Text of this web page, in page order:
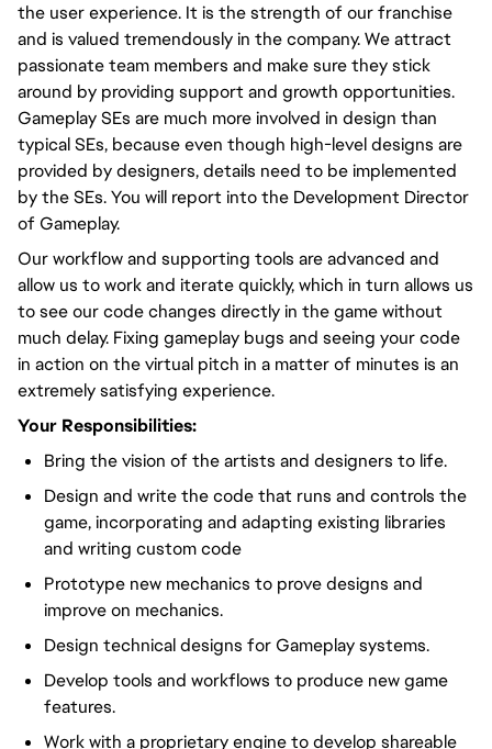
the user experience. It is the strength of our franchise
and is valued tremendously in the company. We attract
passionate team members and make sure they stick
around by providing support and growth opportunities.
Gameplay SEs are much more involved in design than
typical SEs, because even though high-level designs are
provided by designers, details need to be implemented
by the SEs. You will report into the Development Director
of Gameplay.
Our workflow and supporting tools are advanced and
allow us to work and iterate quickly, which in turn allows us
to see our code changes directly in the game without
much delay. Fixing gameplay bugs and seeing your code
in action on the virtual pitch in a matter of minutes is an
extremely satisfying experience.
Your Responsibilities:
Bring the vision of the artists and designers to life.
Design and write the code that runs and controls the
game, incorporating and adapting existing libraries
and writing custom code
Prototype new mechanics to prove designs and
improve on mechanics.
Design technical designs for Gameplay systems.
Develop tools and workflows to produce new game
features.
Work with a proprietary engine to develop shareable